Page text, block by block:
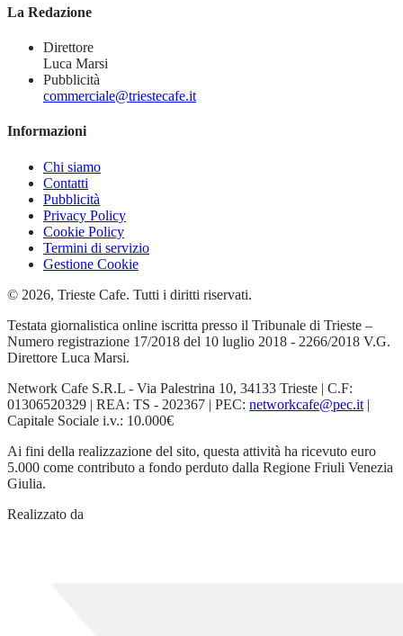
La Redazione
Direttore
Luca Marsi
Pubblicità
commerciale@triestecafe.it
Informazioni
Chi siamo
Contatti
Pubblicità
Privacy Policy
Cookie Policy
Termini di servizio
Gestione Cookie
© 2026, Trieste Cafe. Tutti i diritti riservati.
Testata giornalistica online iscritta presso il Tribunale di Trieste –
Numero registrazione 17/2018 del 10 luglio 2018 - 2266/2018 V.G.
Direttore Luca Marsi.
Network Cafe S.R.L - Via Palestrina 10, 34133 Trieste | C.F:
01306520329 | REA: TS - 202367 | PEC: networkcafe@pec.it |
Capitale Sociale i.v.: 10.000€
Ai fini della realizzazione del sito, questa attività ha ricevuto euro
5.000 come contributo a fondo perduto dalla Regione Friuli Venezia
Giulia.
Realizzato da